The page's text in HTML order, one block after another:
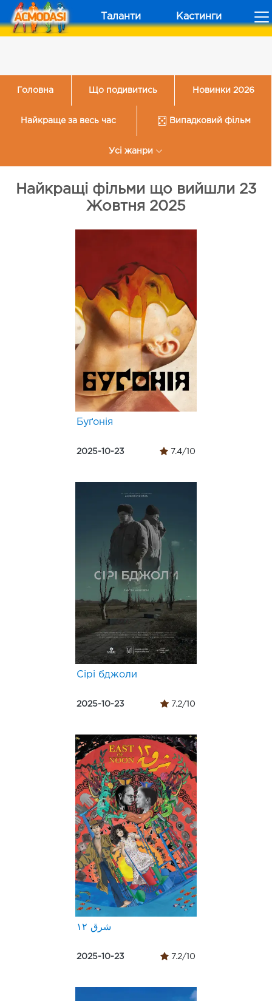
Таланти Кастинги
Головна Що подивитись Новинки 2026
Найкраще за весь час Випадковий фільм
Усі жанри
Найкращі фільми що вийшли 23
Жовтня 2025
Буґонія
2025-10-23 7.4/10
Сірі бджоли
2025-10-23 7.2/10
شرق ١٢
2025-10-23 7.2/10